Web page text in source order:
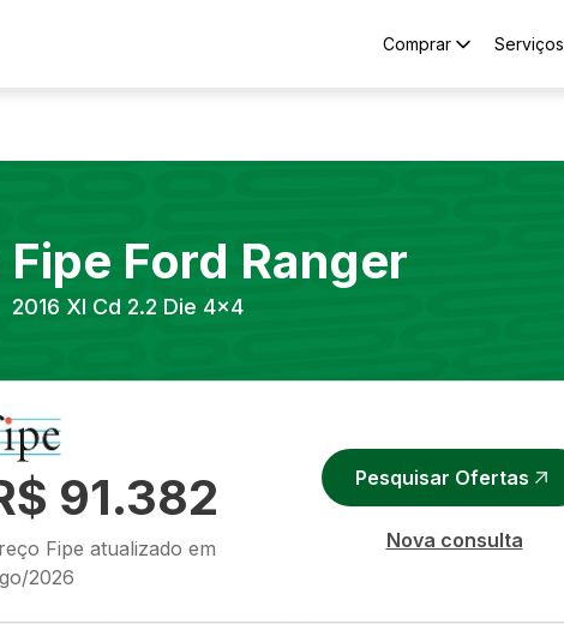
Comprar Serviços
Fipe Ford Ranger
2016 Xl Cd 2.2 Die 4x4
91.382
Fipe atualizado em
2026
Pesquisar Ofertas
Nova consulta